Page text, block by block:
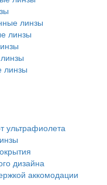
линзы
линзы
линзы
ультрафиолета
дизайна
аккомодации